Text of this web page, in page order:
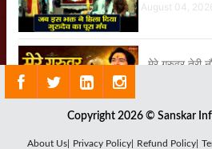
August 04,
मेरे गुरुवर तेरी
Copyright 2026 © Sanskar
About Us| Privacy Policy| Refund Policy|